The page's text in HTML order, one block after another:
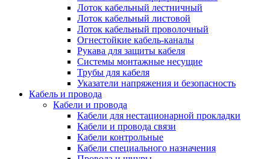
Лоток кабельный лестничный
Лоток кабельный листовой
Лоток кабельный проволочный
Огнестойкие кабель-каналы
Рукава для защиты кабеля
Системы монтажные несущие
Трубы для кабеля
Указатели напряжения и безопасность
Кабель и провода
Кабели и провода
Кабели для нестационарной прокладки
Кабели и провода связи
Кабели контрольные
Кабели специального назначения